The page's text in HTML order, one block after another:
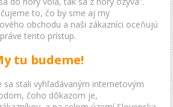
to, čo by sme aj my
obchodu a naši zákazníci oceňujú
práve tento prístup.
tu budeme!
sa stali vyhľadávaným internetovým
čoho dôkazom je,